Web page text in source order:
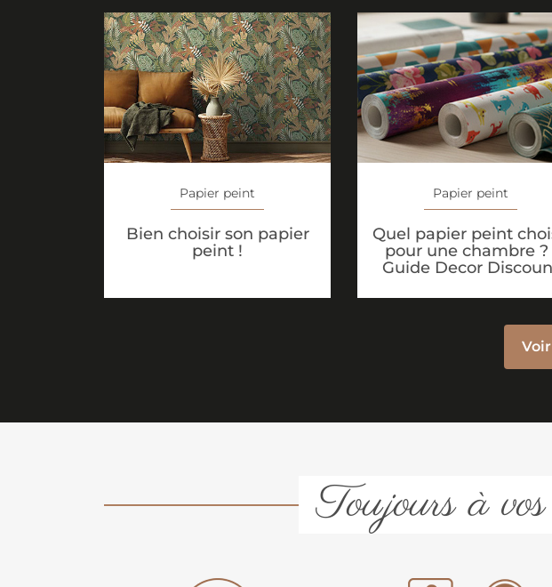
Papier peint
Bien choisir son papier
peint !
Papier peint
Quel papier peint
pour une chambre ?
Guide Decor
Toujours à